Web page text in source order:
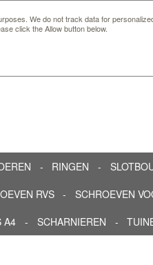
We do not track data for
click the Allow button below.
RINGEN
RVS SCHROEVEN
A4 SCHARNIEREN